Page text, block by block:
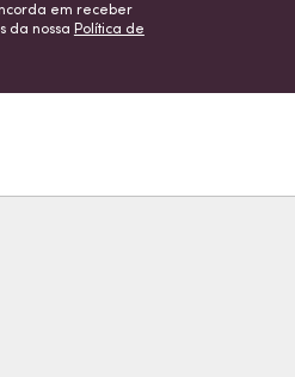
em receber
da nossa Política de